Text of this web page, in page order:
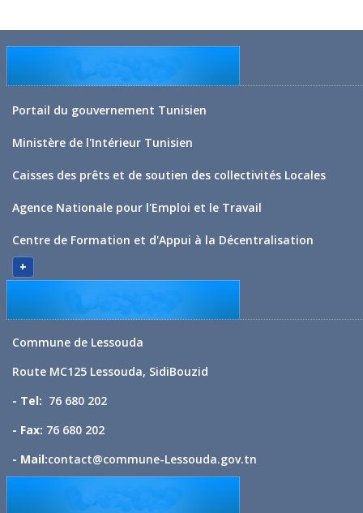
Portail du gouvernement Tunisien
Ministère de l'Intérieur Tunisien
Caisses des prêts et de soutien des collectivités Locales
Agence Nationale pour l'Emploi et le Travail
Centre de Formation et d'Appui à la Décentralisation
+
Commune de Lessouda
Route MC125 Lessouda, SidiBouzid
- Tel: 76 680 202
- Fax: 76 680 202
- Mail:contact@commune-Lessouda.gov.tn